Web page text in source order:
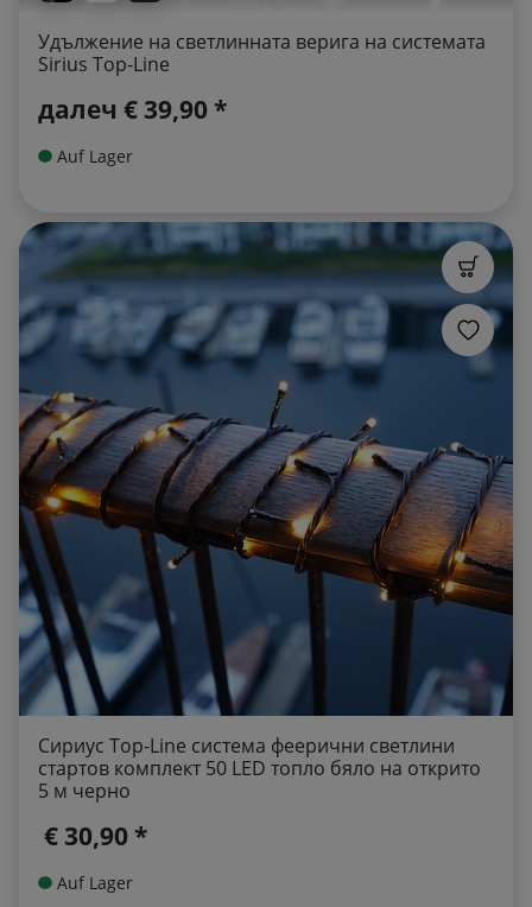
Удължение на светлинната верига на системата
Sirius Top-Line
далеч € 39,90 *
Auf Lager
Сириус Top-Line система феерични светлини
стартов комплект 50 LED топло бяло на открито
5 м черно
€ 30,90 *
Auf Lager